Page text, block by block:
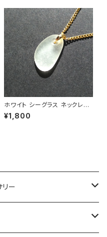
ホワイト シーグラス ネックレス
MN-48
¥1,800
ー